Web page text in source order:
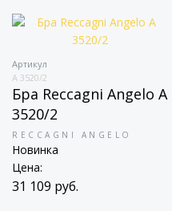
Артикул
A 3520/2
Бра Reccagni Angelo A
3520/2
RECCAGNI ANGELO
Новинка
Цена:
31 109 руб.